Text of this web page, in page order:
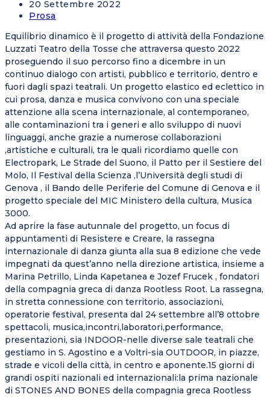
20 Settembre 2022
Prosa
Equilibrio dinamico è il progetto di attività della Fondazione
Luzzati Teatro della Tosse che attraversa questo 2022
proseguendo il suo percorso fino a dicembre in un
continuo dialogo con artisti, pubblico e territorio, dentro e
fuori dagli spazi teatrali. Un progetto elastico ed eclettico in
cui prosa, danza e musica convivono con una speciale
attenzione alla scena internazionale, al contemporaneo,
alle contaminazioni tra i generi e allo sviluppo di nuovi
linguaggi, anche grazie a numerose collaborazioni
,artistiche e culturali, tra le quali ricordiamo quelle con
Electropark, Le Strade del Suono, il Patto per il Sestiere del
Molo, Il Festival della Scienza ,l’Università degli studi di
Genova , il Bando delle Periferie del Comune di Genova e il
progetto speciale del MIC Ministero della cultura, Musica
3000.
Ad aprire la fase autunnale del progetto, un focus di
appuntamenti di Resistere e Creare, la rassegna
internazionale di danza giunta alla sua 8 edizione che vede
impegnati da quest’anno nella direzione artistica, insieme a
Marina Petrillo, Linda Kapetanea e Jozef Frucek , fondatori
della compagnia greca di danza Rootless Root. La rassegna,
in stretta connessione con territorio, associazioni,
operatorie festival, presenta dal 24 settembre all’8 ottobre
spettacoli, musica,incontri,laboratori,performance,
presentazioni, sia INDOOR-nelle diverse sale teatrali che
gestiamo in S. Agostino e a Voltri-sia OUTDOOR, in piazze,
strade e vicoli della città, in centro e aponente.15 giorni di
grandi ospiti nazionali ed internazionali:la prima nazionale
di STONES AND BONES della compagnia greca Rootless